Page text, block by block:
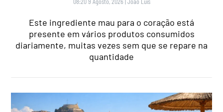
Este ingrediente mau para o coração está
presente em vários produtos consumidos
diariamente, muitas vezes sem que se repare na
quantidade